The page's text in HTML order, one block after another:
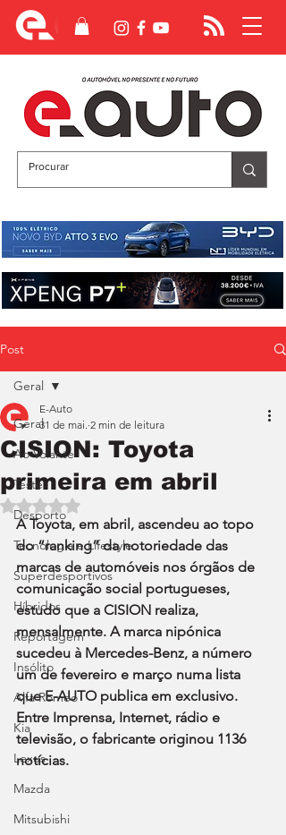
Post
Geral
Ao Volante
Teste
Desporto
Tecnologia e Lifestyle
Superdesportivos
Híbridos
Reportagem
Insólito
Alfa Romeo
Kia
Lexus
Mazda
Mitsubishi
Geral
CISION: Toyota
primeira em abril
E-Auto
31 de mai. 2 min de leitura
Avaliado com NaN de 5 estrelas.
A Toyota, em abril, ascendeu ao topo
do “ranking” da notoriedade das
marcas de automóveis nos órgãos de
comunicação social portugueses,
estudo que a CISION realiza,
mensalmente. A marca nipónica
sucedeu à Mercedes-Benz, a número
um de fevereiro e março numa lista
que E-AUTO publica em exclusivo.
Entre Imprensa, Internet, rádio e
televisão, o fabricante originou 1136
notícias.